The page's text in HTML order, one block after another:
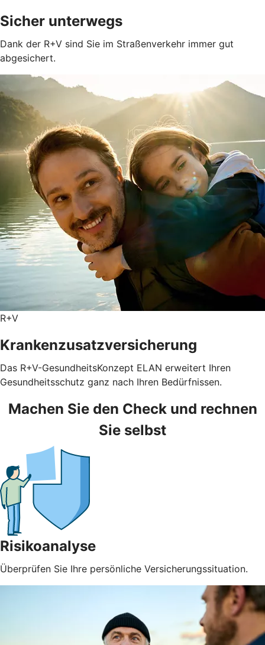
Sicher unterwegs
Dank der R+V sind Sie im Straßenverkehr immer gut
abgesichert.
R+V
Krankenzusatzversicherung
Das R+V-GesundheitsKonzept ELAN erweitert Ihren
Gesundheitsschutz ganz nach Ihren Bedürfnissen.
Machen Sie den Check und rechnen
Sie selbst
Risikoanalyse
Überprüfen Sie Ihre persönliche Versicherungssituation.